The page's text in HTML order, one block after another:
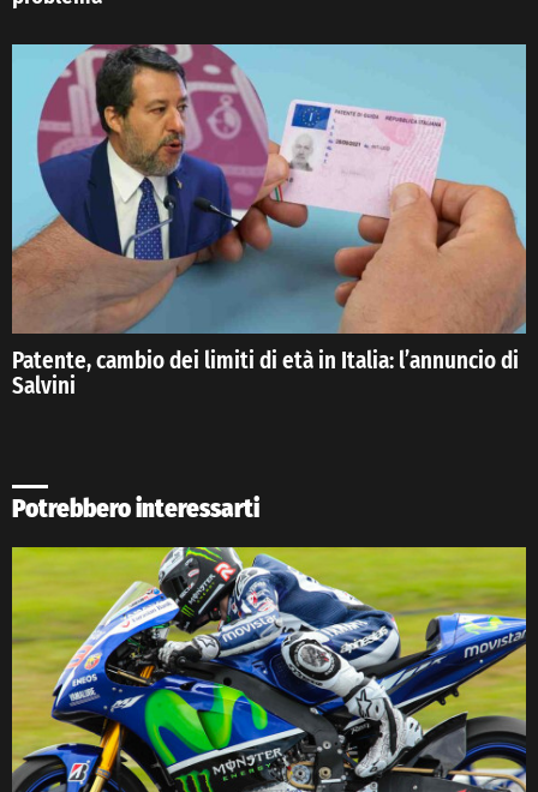
Patente, cambio dei limiti di età in Italia: l’annuncio di
Salvini
Potrebbero interessarti